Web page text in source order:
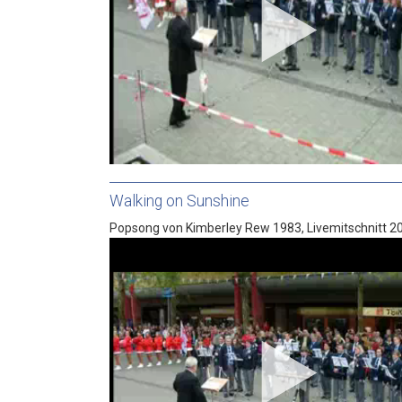
Walking on Sunshine
Popsong von Kimberley Rew 1983, Livemitschnitt